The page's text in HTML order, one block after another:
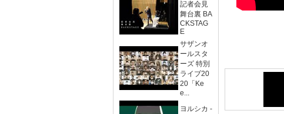
記者会見
舞台裏 BA
CKSTAG
E
サザンオ
ールスタ
ーズ 特別
ライブ20
20「Ke
e...
ヨルシカ -